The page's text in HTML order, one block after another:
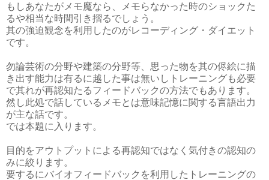
もしあなたがメモ魔なら、メモらなかった時のショックた
るや相当な時間引き摺るでしょう。
其の強迫観念を利用したのがレコーディング・ダイエット
です。
勿論芸術の分野や建築の分野等、思った物を其の侭絵に描
き出す能力は有るに越した事は無いしトレーニングも必要
で其れが再認知たるフィードバックの方法でもあります。
然し此処で話しているメモとは意味記憶に関する言語出力
が主な話です。
では本題に入ります。
目的をアウトプットによる再認知ではなく気付きの認知の
みに絞ります。
要するにバイオフィードバックを利用したトレーニングの